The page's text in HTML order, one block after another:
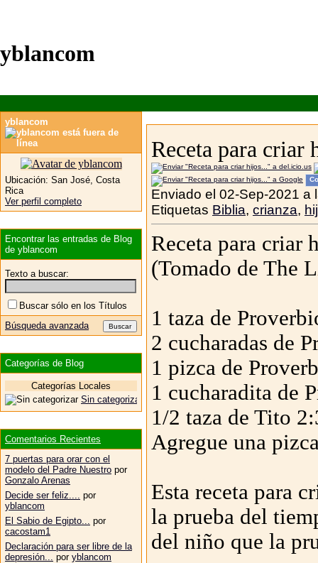
yblancom
Receta para criar
Enviado el 02-Sep-2021 a
Etiquetas Biblia, crianza,
Receta para criar
(Tomado de The
1 taza de
2 cucharadas de
1 pizca de
1 cucharadita de
1/2 taza de Tito
Agregue una
Esta receta para
la prueba del
del niño que la
yblancom
Ubicación: San José, Costa
Rica
Ver perfil completo
Encontrar las entradas de Blog
de yblancom
Texto a buscar:
Buscar sólo en los Títulos
Búsqueda avanzada
Categorías de Blog
Categorías Locales
Sin categorizar
Comentarios Recientes
7 puertas para orar con el
modelo del Padre Nuestro por
Gonzalo Arenas
Decide ser feliz....
por
yblancom
El Sabio de Egipto...
por
cacostam1
Declaración para ser libre de la
depresión...
por yblancom